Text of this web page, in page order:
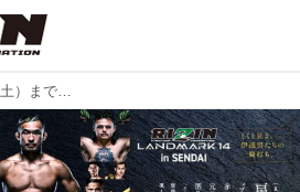
試合後から6/13（土）まで！RIZIN LANDMARK 14 in SENDAI × KAKEHASHI コラボオークション開催！